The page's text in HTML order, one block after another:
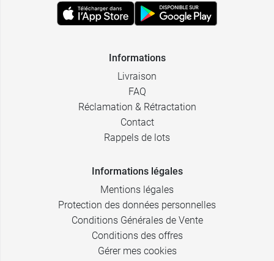
Informations
Livraison
FAQ
Réclamation & Rétractation
Contact
Rappels de lots
Informations légales
Mentions légales
Protection des données personnelles
Conditions Générales de Vente
Conditions des offres
Gérer mes cookies